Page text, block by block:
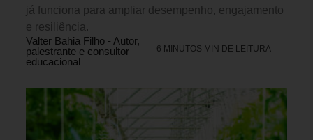
já funciona para ampliar desempenho, engajamento
e resiliência.
Valter Bahia Filho - Autor,
palestrante e consultor
educacional
6 MINUTOS MIN DE LEITURA